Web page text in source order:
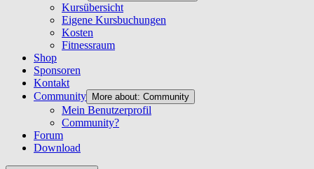
Kursübersicht
Eigene Kursbuchungen
Kosten
Fitnessraum
Shop
Sponsoren
Kontakt
Community
More about: Community
Mein Benutzerprofil
Community?
Forum
Download